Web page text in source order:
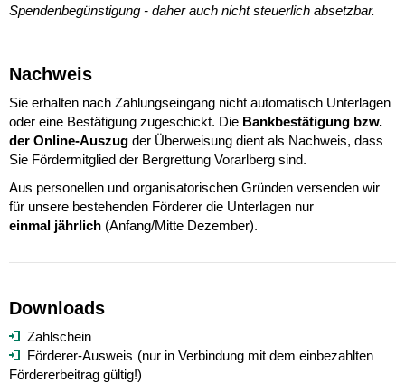
Spendenbegünstigung - daher auch nicht steuerlich absetzbar.
Nachweis
Sie erhalten nach Zahlungseingang nicht automatisch Unterlagen
oder eine Bestätigung zugeschickt. Die Bankbestätigung bzw.
der Online-Auszug der Überweisung dient als Nachweis, dass
Sie Fördermitglied der Bergrettung Vorarlberg sind.
Aus personellen und organisatorischen Gründen versenden wir
für unsere bestehenden Förderer die Unterlagen nur
einmal jährlich (Anfang/Mitte Dezember).
Downloads
Zahlschein
Förderer-Ausweis (nur in Verbindung mit dem einbezahlten
Fördererbeitrag gültig!)